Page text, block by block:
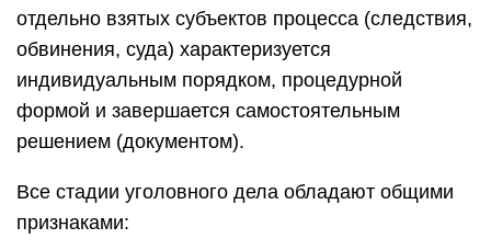
отдельно взятых субъектов процесса (следствия,
обвинения, суда) характеризуется
индивидуальным порядком, процедурной
формой и завершается самостоятельным
решением (документом).
Все стадии уголовного дела обладают общими
признаками: